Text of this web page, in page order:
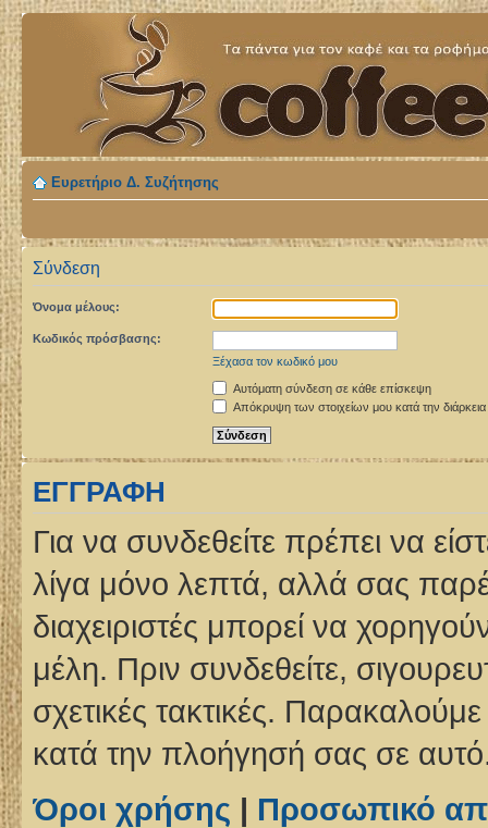
Ευρετήριο Δ. Συζήτησης
Σύνδεση
Όνομα μέλους:
Κωδικός πρόσβασης:
Ξέχασα τον κωδικό μου
Αυτόματη σύνδεση σε κάθε επίσκεψη
Απόκρυψη των στοιχείων μου κατά την
ΕΓΓΡΑΦΉ
Για να συνδεθείτε πρέπει να
λίγα μόνο λεπτά, αλλά σας
διαχειριστές μπορεί να
μέλη. Πριν συνδεθείτε,
σχετικές τακτικές.
κατά την πλοήγησή σας σε
Όροι χρήσης | Προσωπικό